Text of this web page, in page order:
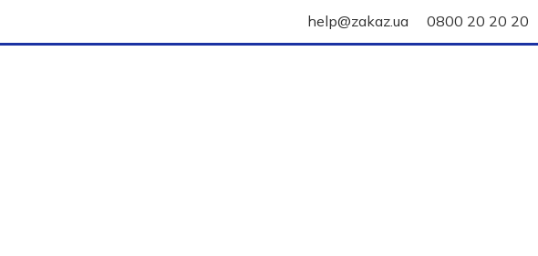
help@zakaz.ua 0800 20 20 20